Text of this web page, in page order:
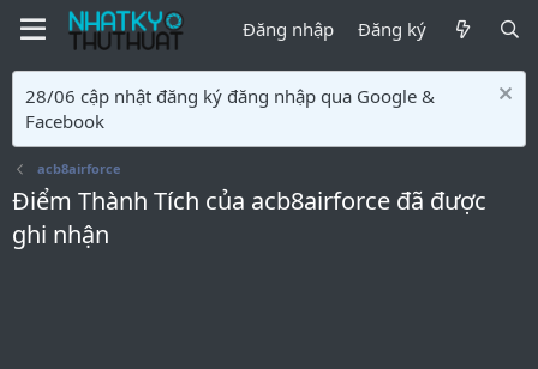
Đăng nhập Đăng ký
28/06 cập nhật đăng ký đăng nhập qua Google &
Facebook
acb8airforce
Điểm Thành Tích của acb8airforce đã được
ghi nhận